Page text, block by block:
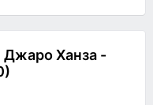
Джаро Ханза -